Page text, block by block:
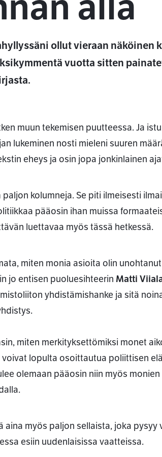
ollut vieraan näköinen
vuotta sitten
muun tekemisen puutteessa. Ja
lukeminen nosti mieleni suuren
eheys ja osin jopa jonkinlainen
kolumneja. Se piti ilmeisesti
pääosin ihan muissa
luettavaa myös tässä hetkessä.
miten monia asioita olin
jo entisen puoluesihteerin Matti
yhdistämishanke ja sitä
miten merkityksettömiksi monet
lopulta osoittautua poliittisen
olemaan pääosin niin myös
aina myös paljon sellaista, joka
esiin uudenlaisissa vaatteissa.